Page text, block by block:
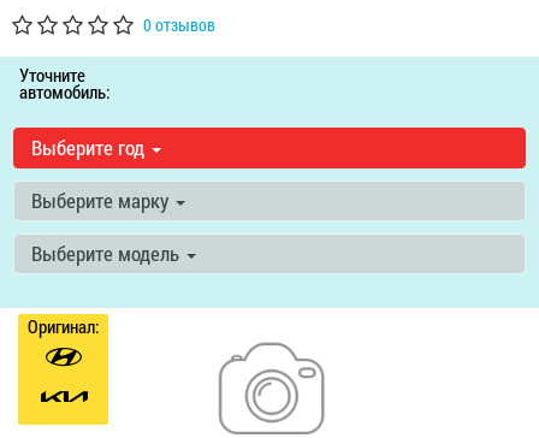
0 отзывов
Уточните
автомобиль:
Выберите год
Выберите марку
Выберите модель
Оригинал: